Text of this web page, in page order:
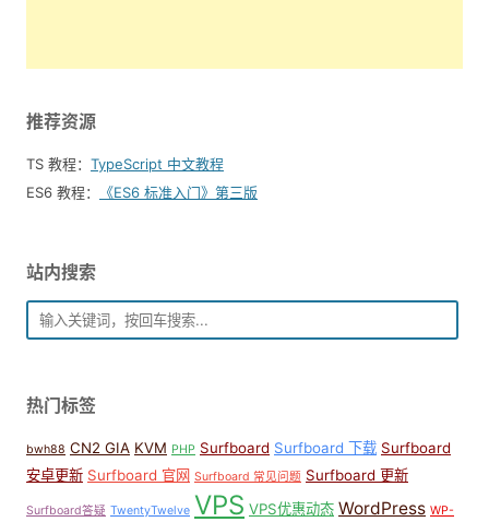
推荐资源
TS 教程： TypeScript 中文教程
ES6 教程：
《ES6 标准入门》第三版
站内搜索
热门标签
bwh88 CN2 GIA KVM PHP Surfboard Surfboard 下载 Surfboard
安卓更新 Surfboard 官网 Surfboard 常见问题 Surfboard 更新
Surfboard答疑 TwentyTwelve VPS VPS优惠动态 WordPress WP-